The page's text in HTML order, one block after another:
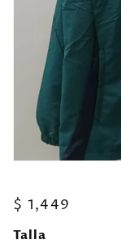
Precio
habitual
$ 1,449
Talla